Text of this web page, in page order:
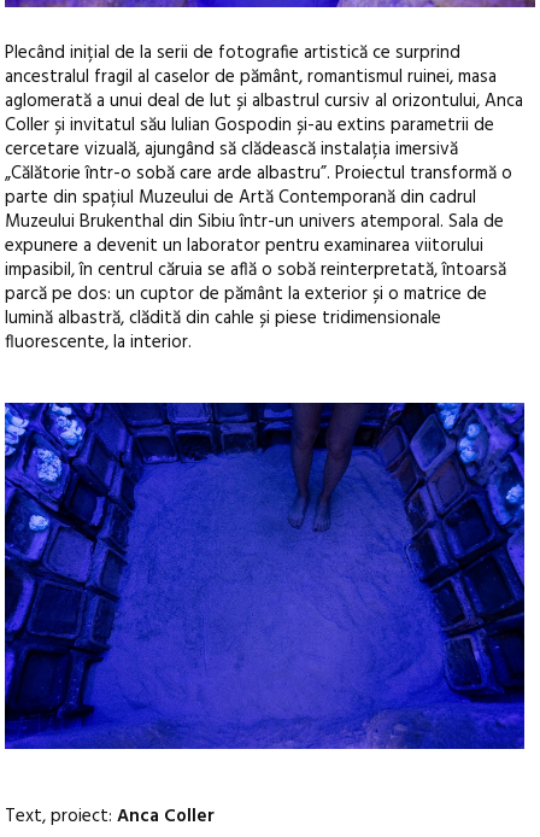
Plecând inițial de la serii de fotografie artistică ce surprind
ancestralul fragil al caselor de pământ, romantismul ruinei, masa
aglomerată a unui deal de lut și albastrul cursiv al orizontului, Anca
Coller și invitatul său Iulian Gospodin și-au extins parametrii de
cercetare vizuală, ajungând să clădească instalația imersivă
„Călătorie într-o sobă care arde albastru”.Proiectul transformă o
parte din spațiul Muzeului de Artă Contemporană din cadrul
Muzeului Brukenthal din Sibiu într-un univers atemporal. Sala de
expunere a devenit un laborator pentru examinarea viitorului
impasibil, în centrul căruia se află o sobă reinterpretată, întoarsă
parcă pe dos: un cuptor de pământ la exterior și o matrice de
lumină albastră, clădită din cahle și piese tridimensionale
fluorescente, la interior.
Text, proiect:Anca Coller